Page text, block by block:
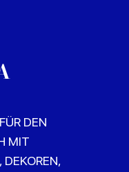
DEN
MIT